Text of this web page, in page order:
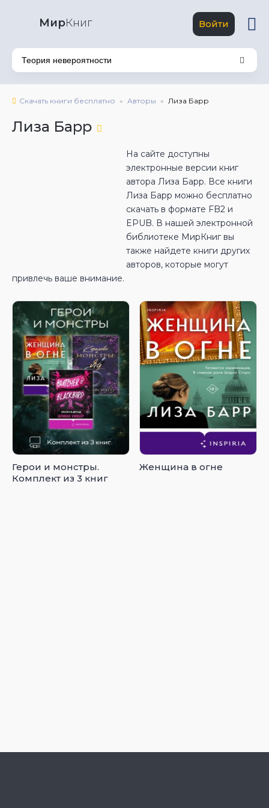
МирКниг Войти
Скачать книги бесплатно Авторы Лиза Барр
Лиза Барр
На сайте доступны
электронные версии книг
автора Лиза Барр. Все книги
Лиза Барр можно бесплатно
скачать в формате FB2 и
EPUB. В нашей электронной
библиотеке МирКниг вы
также найдете книги других
авторов, которые могут
привлечь ваше внимание.
Герои и монстры.
Комплект из 3 книг
Женщина в огне